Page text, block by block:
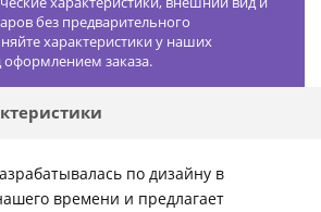
без предварительного
характеристики у наших
заказа.
по дизайну в
времени и предлагает